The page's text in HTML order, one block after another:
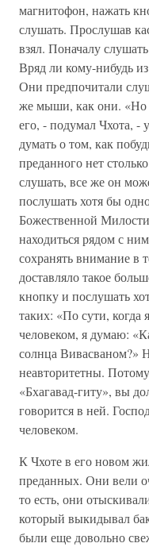
магнитофон, нажать
слушать. Прослушав
взял. Поначалу
Вряд ли кому-нибудь
Они предпочитали
же мыши, как они. «Но
его, - подумал Чхота, -
думать о том, как
преданного нет
слушать, все же он
послушать хотя бы
Божественной
находиться рядом с
сохранять внимание в
доставляло такое
кнопку и послушать
таких: «По сути,
человеком, я думаю:
солнца Вивасваном?»
неавторитетны.
«Бхагавад-гиту», вы
говорится в ней.
человеком.
К Чхоте в его новом
преданных. Они вели
то есть, они
который выкидывал
были еще довольно